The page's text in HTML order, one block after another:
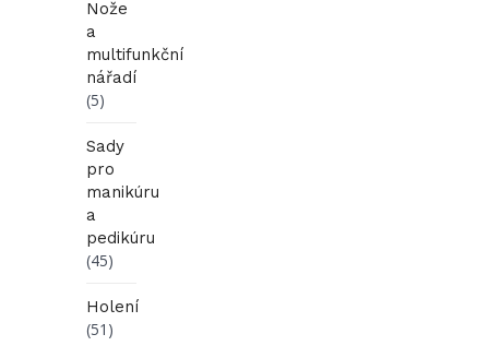
Nože
a
multifunkční
nářadí
(5)
Sady
pro
manikúru
a
pedikúru
(45)
Holení
(51)